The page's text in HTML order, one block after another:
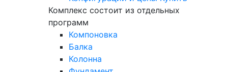
Комплекс состоит из отдельных
программ
Компоновка
Балка
Колонна